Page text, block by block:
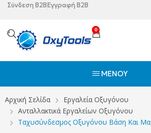
Σύνδεση B2BΕγγραφή B2B
0
ΜΕΝΟΎ
Αρχική Σελίδα
Εργαλεία Οξυγόνου
Ανταλλακτικά Εργαλείων Οξυγόνου
Ταχυσύνδεσμος Οξυγόνου Βάση Και